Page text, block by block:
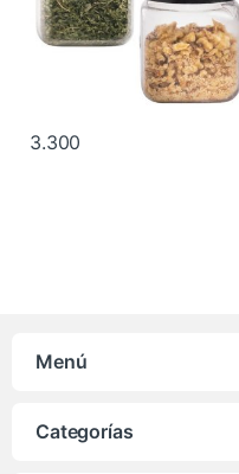
3.300
Menú
Categorías